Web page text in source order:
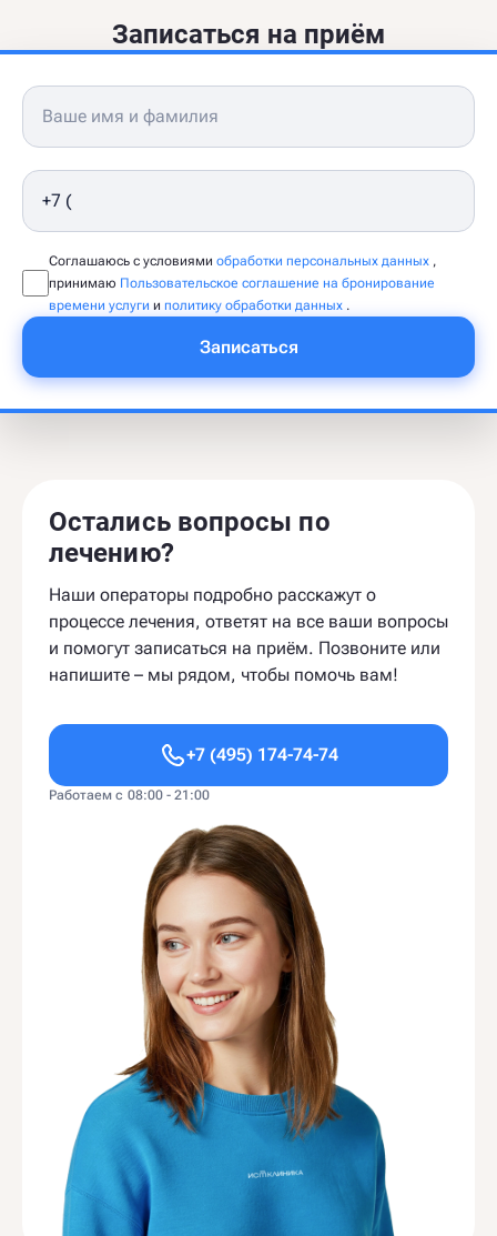
Записаться на приём
Соглашаюсь с условиями обработки персональных данных ,
принимаю Пользовательское соглашение на бронирование
времени услуги и политику обработки данных .
Записаться
Остались вопросы по
лечению?
Наши операторы подробно расскажут о
процессе лечения, ответят на все ваши вопросы
и помогут записаться на приём. Позвоните или
напишите – мы рядом, чтобы помочь вам!
+7 (495) 174-74-74
Работаем с 08:00 - 21:00